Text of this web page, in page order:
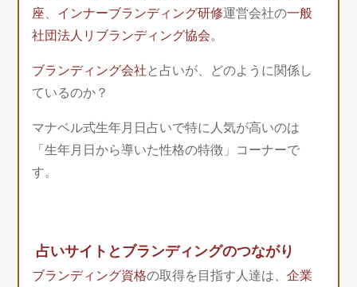
座、 インナーブランディング研修運営会社の一般
社団法人リブランディング協会。
ブランディング会社 と占いが、どのように関係し
ているのか？
マナベル式生年月日占いで特に人気が高いのは
「生年月日から導いた性格の特徴」コーナーで
す。
占いサイトとブランディングのつながり
ブランディング資格の取得を目指す人達は、企業